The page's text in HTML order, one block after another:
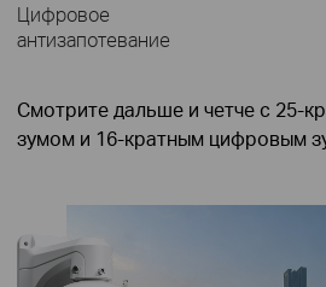
Цифровое
антизапотевание
Смотрите дальше и четче с 25-
зумом и 16-кратным цифровым